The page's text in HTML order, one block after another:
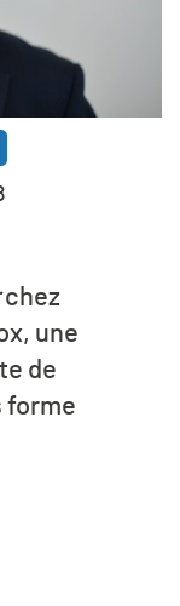
chez
une
de
forme